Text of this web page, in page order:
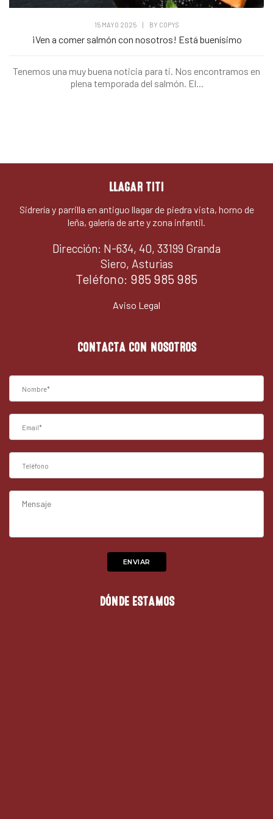
15 MAYO 2025 BY COPYS
¡Ven a comer salmón con nosotros! Está buenísimo
Tenemos una muy buena noticia para ti. Nos encontramos en
plena temporada del salmón. El...
LLAGAR TITI
Sidrería y parrilla en antiguo llagar de piedra vista, horno de
leña, galería de arte y zona infantil.
Dirección: N-634, 40, 33199 Granda
Siero, Asturias
Teléfono: 985 985 985
Aviso Legal
CONTACTA CON NOSOTROS
DÓNDE ESTAMOS